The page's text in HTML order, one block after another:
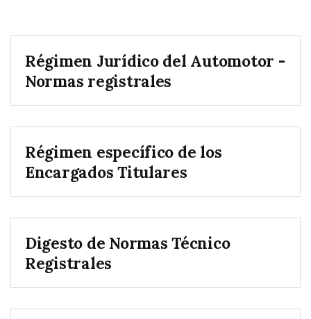
Régimen Jurídico del Automotor -
Normas registrales
Régimen específico de los
Encargados Titulares
Digesto de Normas Técnico
Registrales